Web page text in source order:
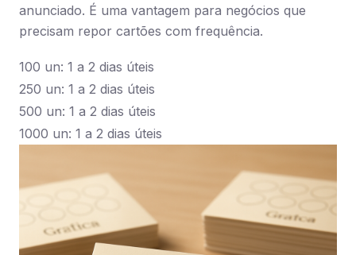
anunciado. É uma vantagem para negócios que
precisam repor cartões com frequência.
100 un: 1 a 2 dias úteis
250 un: 1 a 2 dias úteis
500 un: 1 a 2 dias úteis
1000 un: 1 a 2 dias úteis